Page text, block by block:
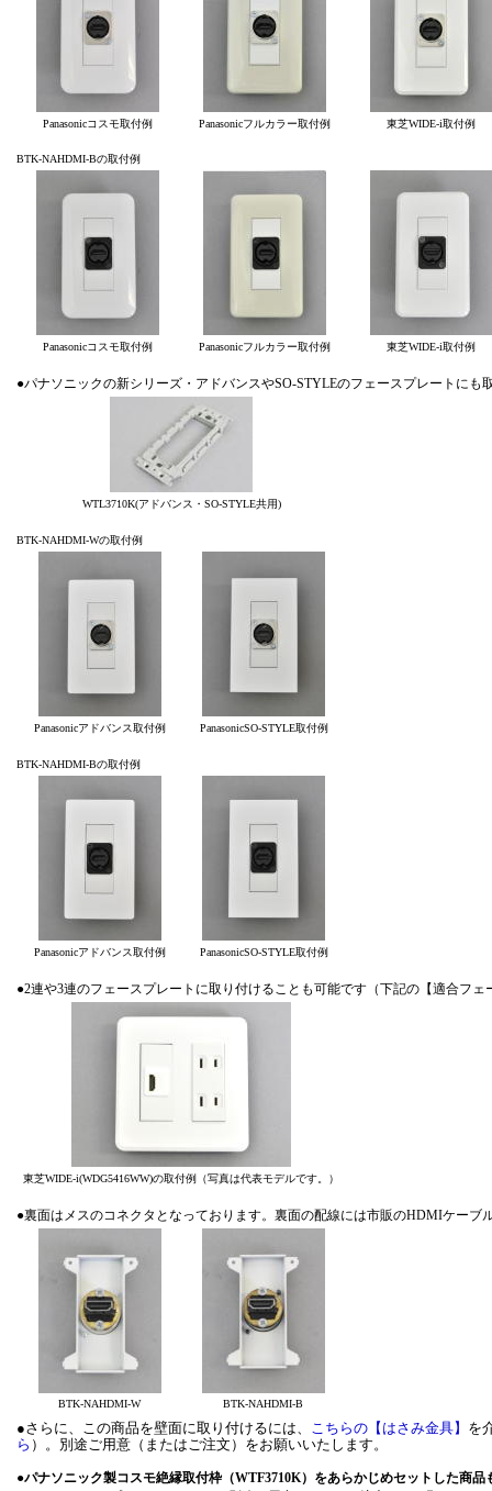
Panasonicコスモ取付例 Panasonicフルカラー取付例 東芝WIDE-i取付例
BTK-NAHDMI-Bの取付例
Panasonicコスモ取付例 Panasonicフルカラー取付例 東芝WIDE-i取付例
●パナソニックの新シリーズ・アドバンスやSO-STYLEのフェースプレートにも
WTL3710K(アドバンス・SO-STYLE共用)
BTK-NAHDMI-Wの取付例
Panasonicアドバンス取付例 PanasonicSO-STYLE取付例
BTK-NAHDMI-Bの取付例
Panasonicアドバンス取付例 PanasonicSO-STYLE取付例
●2連や3連のフェースプレートに取り付けることも可能です（下記の【適
東芝WIDE-i(WDG5416WW)の取付例（写真は代表モデルです。）
●裏面はメスのコネクタとなっております。裏面の配線には市販のHDMIケーブ
BTK-NAHDMI-W BTK-NAHDMI-B
●さらに、この商品を壁面に取り付けるには、 こちらの【はさみ金具】 を
ら ）。別途ご用意（またはご注文）をお願いいたします。
●パナソニック製コスモ絶縁取付枠（WTF3710K）をあらかじめセットした商品